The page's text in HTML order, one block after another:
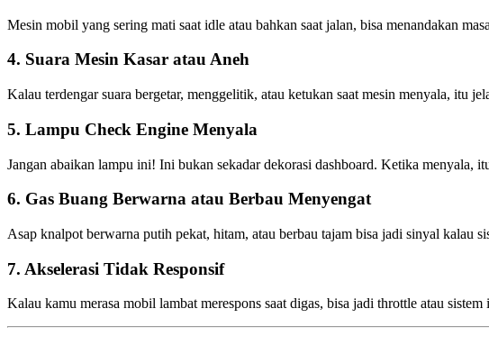
Mesin mobil yang sering mati saat idle atau bahkan saat jalan, bisa menandakan
4. Suara Mesin Kasar atau Aneh
Kalau terdengar suara bergetar, menggelitik, atau ketukan saat mesin menyala, itu
5. Lampu Check Engine Menyala
Jangan abaikan lampu ini! Ini bukan sekadar dekorasi dashboard. Ketika menyala,
6. Gas Buang Berwarna atau Berbau Menyengat
Asap knalpot berwarna putih pekat, hitam, atau berbau tajam bisa jadi sinyal kalau
7. Akselerasi Tidak Responsif
Kalau kamu merasa mobil lambat merespons saat digas, bisa jadi throttle atau